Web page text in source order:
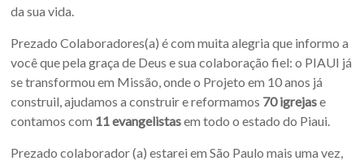
da sua vida.
Prezado Colaboradores(a) é com muita alegria que informo a
você que pela graça de Deus e sua colaboração fiel: o PIAUI já
se transformou em Missão, onde o Projeto em 10 anos já
construil, ajudamos a construir e reformamos 70 igrejase
contamos com 11 evangelistasem todo o estado do Piaui.
Prezado colaborador (a) estarei em São Paulo mais uma vez,